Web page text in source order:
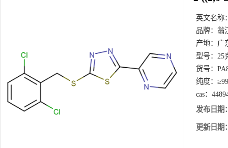
英文名称
品牌： 翁
产地： 广
型号： 25
货号：
纯度：
cas：
发布日期
更新日期